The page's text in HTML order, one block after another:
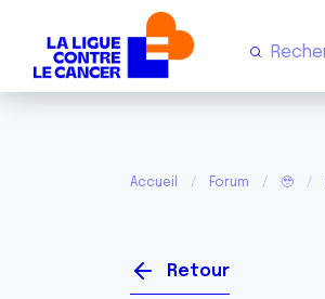
Accueil Forum 🥹
Retour